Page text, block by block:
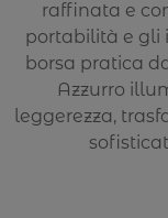
raffinata e
portabilità e gli
borsa pratica
Azzurro
leggerezza,